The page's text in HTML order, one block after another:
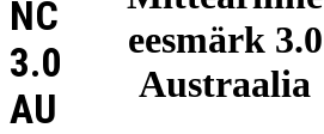
eesmärk 3.0
Austraalia
NC
3.0
AU